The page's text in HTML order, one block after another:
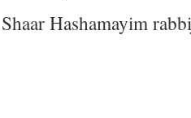
Hashamayim